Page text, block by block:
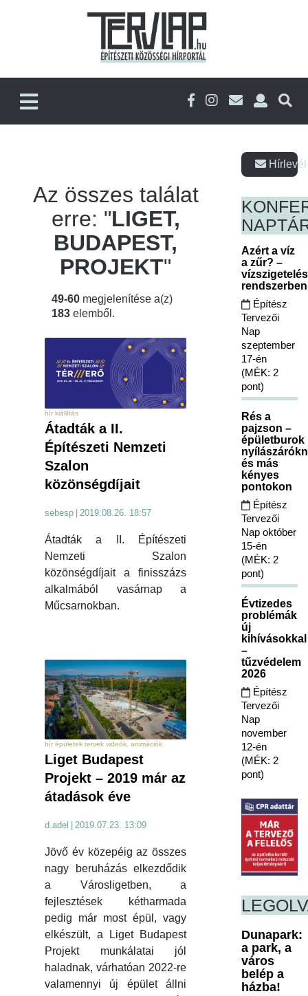
Az összes találat
erre: "LIGET,
BUDAPEST,
PROJEKT"
49-60 megjelenítése a(z)
183 elemből.
hír kiállítás
Átadták a II.
Építészeti Nemzeti
Szalon
közönségdíjait
sebesp 2019.08.26. 18:57
Átadták a II. Építészeti
Nemzeti Szalon
közönségdíjait a finisszázs
alkalmából vasárnap a
Műcsarnokban.
hír épületek tervek videók, animációk
Liget Budapest
Projekt – 2019 már az
átadások éve
d.adel | 2019.07.23. 13:09
Jövő év közepéig az összes
nagy beruházás elkezdődik
a Városligetben, a
fejlesztések kétharmada
pedig már most épül, vagy
elkészült, a Liget Budapest
Projekt munkálatai jól
haladnak, várhatóan 2022-re
valamennyi új épület állni
Azért a víz
a zűr? –
Építész
Tervezői
Nap
szeptember
17-én
(MÉK: 2
pont)
Rés a
pajzson –
épületburok
és más
kényes
pontokon
Építész
Tervezői
Nap október
15-én
(MÉK: 2
pont)
Évtizedes
problémák
új
kihívásokkal
–
tűzvédelem
2026
Építész
Tervezői
Nap
november
12-én
(MÉK: 2
pont)
Dunapark:
a park, a
város
belép a
házba!